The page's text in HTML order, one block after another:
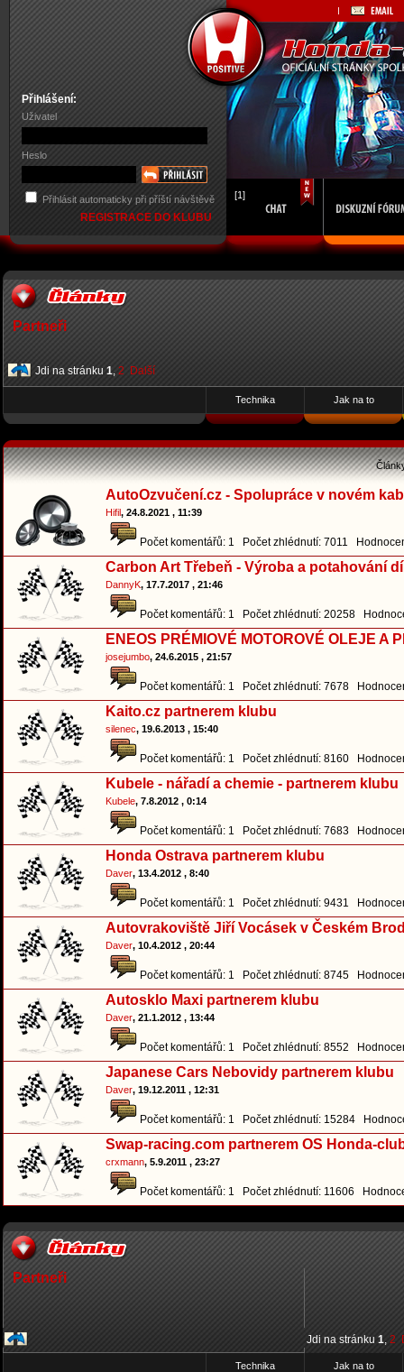
Přihlášení:
Uživatel
Heslo
Přihlásit automaticky při příští návštěvě
REGISTRACE DO KLUBU
[1]
Partneři
Jdi na stránku 1, 2 Další
Technika Jak na to
AutoOzvučení.cz - Spolupráce v novém
Hifil, 24.8.2021 , 11:39
Počet komentářů: 1 Počet zhlédnutí: 7011
Carbon Art Třebeň - Výroba a potahování
DannyK, 17.7.2017 , 21:46
Počet komentářů: 1 Počet zhlédnutí: 20258
ENEOS PRÉMIOVÉ MOTOROVÉ OLEJE A
josejumbo, 24.6.2015 , 21:57
Počet komentářů: 1 Počet zhlédnutí: 7678
Kaito.cz partnerem klubu
silenec, 19.6.2013 , 15:40
Počet komentářů: 1 Počet zhlédnutí: 8160
Kubele - nářadí a chemie - partnerem klubu
Kubele, 7.8.2012 , 0:14
Počet komentářů: 1 Počet zhlédnutí: 7683
Honda Ostrava partnerem klubu
Daver, 13.4.2012 , 8:40
Počet komentářů: 1 Počet zhlédnutí: 9431
Autovrakoviště Jiří Vocásek v Českém
Daver, 10.4.2012 , 20:44
Počet komentářů: 1 Počet zhlédnutí: 8745
Autosklo Maxi partnerem klubu
Daver, 21.1.2012 , 13:44
Počet komentářů: 1 Počet zhlédnutí: 8552
Japanese Cars Nebovidy partnerem klubu
Daver, 19.12.2011 , 12:31
Počet komentářů: 1 Počet zhlédnutí: 15284
Swap-racing.com partnerem OS Honda-
crxmann, 5.9.2011 , 23:27
Počet komentářů: 1 Počet zhlédnutí: 11606
Partneři
Jdi na stránku 1, 2
Technika Jak na to